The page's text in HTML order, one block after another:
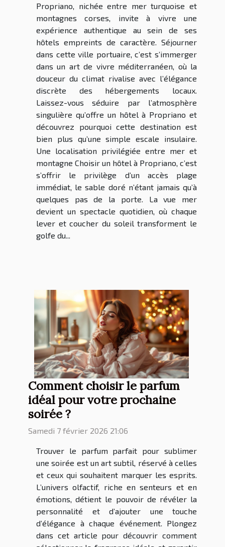
Propriano, nichée entre mer turquoise et
montagnes corses, invite à vivre une
expérience authentique au sein de ses
hôtels empreints de caractère. Séjourner
dans cette ville portuaire, c’est s’immerger
dans un art de vivre méditerranéen, où la
douceur du climat rivalise avec l’élégance
discrète des hébergements locaux.
Laissez-vous séduire par l’atmosphère
singulière qu’offre un hôtel à Propriano et
découvrez pourquoi cette destination est
bien plus qu’une simple escale insulaire.
Une localisation privilégiée entre mer et
montagne Choisir un hôtel à Propriano, c’est
s’offrir le privilège d’un accès plage
immédiat, le sable doré n’étant jamais qu’à
quelques pas de la porte. La vue mer
devient un spectacle quotidien, où chaque
lever et coucher du soleil transforment le
golfe du...
Comment choisir le parfum
idéal pour votre prochaine
soirée ?
Samedi 7 février 2026 21:06
Trouver le parfum parfait pour sublimer
une soirée est un art subtil, réservé à celles
et ceux qui souhaitent marquer les esprits.
L’univers olfactif, riche en senteurs et en
émotions, détient le pouvoir de révéler la
personnalité et d’ajouter une touche
d’élégance à chaque événement. Plongez
dans cet article pour découvrir comment